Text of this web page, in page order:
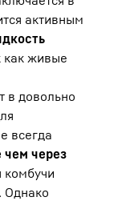
активным
как живые
в довольно
всегда
чем через
комбучи
Однако